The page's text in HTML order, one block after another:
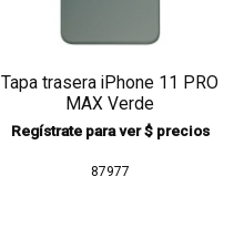
Tapa trasera iPhone 11 PRO
MAX Verde
Regístrate para ver $ precios
87977